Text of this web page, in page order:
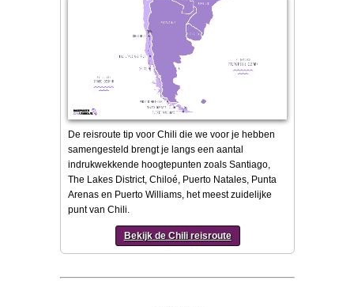
De reisroute tip voor Chili die we voor je hebben
samengesteld brengt je langs een aantal
indrukwekkende hoogtepunten zoals Santiago,
The Lakes District, Chiloé, Puerto Natales, Punta
Arenas en Puerto Williams, het meest zuidelijke
punt van Chili.
Bekijk de Chili reisroute